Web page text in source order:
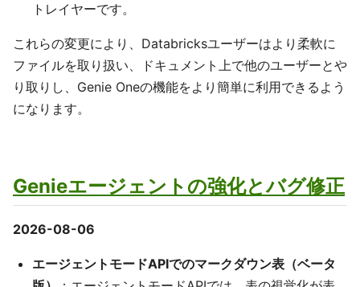
トレイヤーです。
これらの変更により、Databricksユーザーはより柔軟に
ファイルを取り扱い、ドキュメント上で他のユーザーとや
り取りし、Genie Oneの機能をより簡単に利用できるよう
になります。
Genieエージェントの強化とバグ修正
2026-08-06
エージェントモードAPIでのマークダウン表（ベータ